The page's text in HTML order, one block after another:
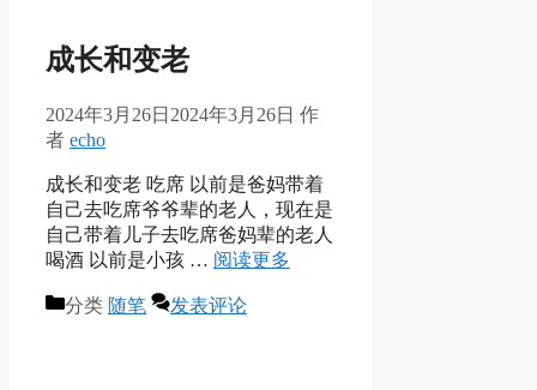
成长和变老
2024年3月26日 2024年3月26日 作
者 echo
成长和变老 吃席 以前是爸妈带着
自己去吃席爷爷辈的老人，现在是
自己带着儿子去吃席爸妈辈的老人
喝酒 以前是小孩 … 阅读更多
分类 随笔 发表评论